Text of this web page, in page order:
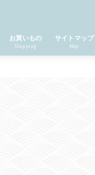
お買いもの
Shopping
サイトマップ
Map